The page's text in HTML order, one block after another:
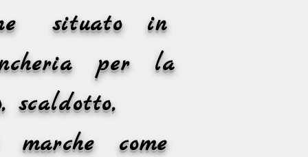
situato in
per la
scaldotto,
marche come